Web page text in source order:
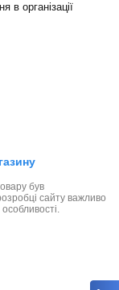
в організації
був
сайту важливо